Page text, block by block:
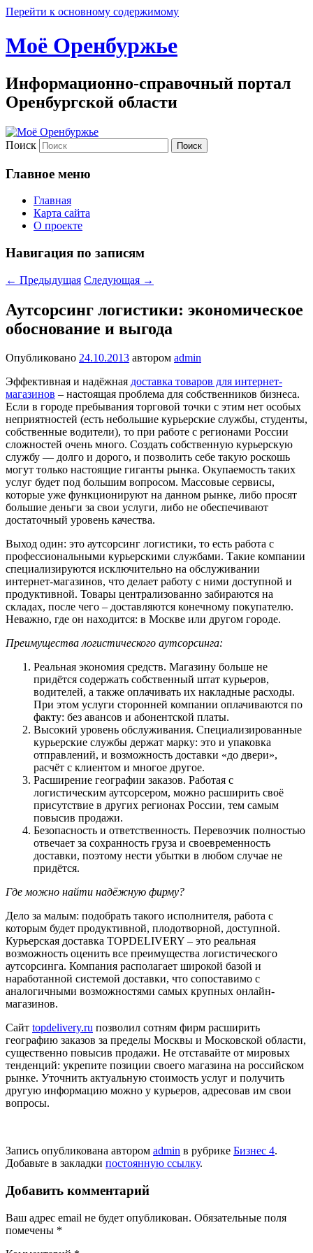
Перейти к основному содержимому
Моё Оренбуржье
Информационно-справочный портал
Оренбургской области
Поиск
Главное меню
Главная
Карта сайта
О проекте
Навигация по записям
← Предыдущая Следующая →
Аутсорсинг логистики: экономическое
обоснование и выгода
Опубликовано 24.10.2013 автором admin
Эффективная и надёжная доставка товаров для интернет-
магазинов – настоящая проблема для собственников бизнеса.
Если в городе пребывания торговой точки с этим нет особых
неприятностей (есть небольшие курьерские службы, студенты,
собственные водители), то при работе с регионами России
сложностей очень много. Создать собственную курьерскую
службу — долго и дорого, и позволить себе такую роскошь
могут только настоящие гиганты рынка. Окупаемость таких
услуг будет под большим вопросом. Массовые сервисы,
которые уже функционируют на данном рынке, либо просят
большие деньги за свои услуги, либо не обеспечивают
достаточный уровень качества.
Выход один: это аутсорсинг логистики, то есть работа с
профессиональными курьерскими службами. Такие компании
специализируются исключительно на обслуживании
интернет-магазинов, что делает работу с ними доступной и
продуктивной. Товары централизованно забираются на
складах, после чего – доставляются конечному покупателю.
Неважно, где он находится: в Москве или другом городе.
Преимущества логистического аутсорсинга:
Реальная экономия средств. Магазину больше не
придётся содержать собственный штат курьеров,
водителей, а также оплачивать их накладные расходы.
При этом услуги сторонней компании оплачиваются по
факту: без авансов и абонентской платы.
Высокий уровень обслуживания. Специализированные
курьерские службы держат марку: это и упаковка
отправлений, и возможность доставки «до двери»,
расчёт с клиентом и многое другое.
Расширение географии заказов. Работая с
логистическим аутсорсером, можно расширить своё
присутствие в других регионах России, тем самым
повысив продажи.
Безопасность и ответственность. Перевозчик полностью
отвечает за сохранность груза и своевременность
доставки, поэтому нести убытки в любом случае не
придётся.
Где можно найти надёжную фирму?
Дело за малым: подобрать такого исполнителя, работа с
которым будет продуктивной, плодотворной, доступной.
Курьерская доставка TOPDELIVERY – это реальная
возможность оценить все преимущества логистического
аутсорсинга. Компания располагает широкой базой и
наработанной системой доставки, что сопоставимо с
аналогичными возможностями самых крупных онлайн-
магазинов.
Сайт topdelivery.ru позволил сотням фирм расширить
географию заказов за пределы Москвы и Московской области,
существенно повысив продажи. Не отставайте от мировых
тенденций: укрепите позиции своего магазина на российском
рынке. Уточнить актуальную стоимость услуг и получить
другую информацию можно у курьеров, адресовав им свои
вопросы.
Запись опубликована автором admin в рубрике Бизнес 4.
Добавьте в закладки постоянную ссылку.
Добавить комментарий
Ваш адрес email не будет опубликован. Обязательные поля
помечены *